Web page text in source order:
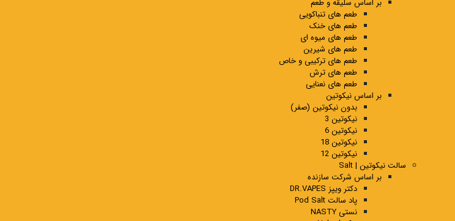
بر اساس سلیقه و طعم
طعم های تنباکویی
طعم های خنک
طعم های میوه ای
طعم های شیرین
طعم های ترکیبی و خاص
طعم های ترش
طعم های نعنایی
بر اساس نیکوتین
بدون نیکوتین (صفر)
نیکوتین 3
نیکوتین 6
نیکوتین 18
نیکوتین 12
سالت نیکوتین | Salt
بر اساس شرکت سازنده
دکتر ویپز DR.VAPES
پاد سالت Pod Salt
نستی NASTY